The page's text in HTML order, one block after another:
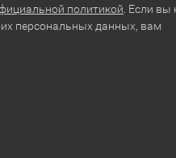
политикой . Если вы
персональных данных, вам